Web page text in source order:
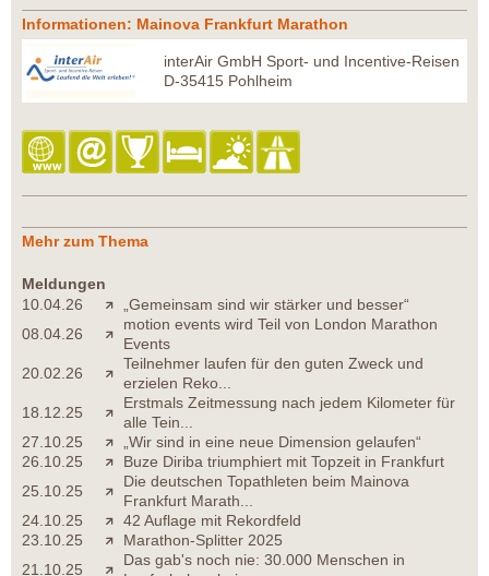
Informationen: Mainova Frankfurt Marathon
interAir GmbH Sport- und Incentive-Reisen
D-35415 Pohlheim
Mehr zum Thema
Meldungen
10.04.26
„Gemeinsam sind wir stärker und besser“
08.04.26
motion events wird Teil von London Marathon
Events
20.02.26
Teilnehmer laufen für den guten Zweck und
erzielen Reko...
18.12.25
Erstmals Zeitmessung nach jedem Kilometer für
alle Tein...
27.10.25
„Wir sind in eine neue Dimension gelaufen“
26.10.25
Buze Diriba triumphiert mit Topzeit in Frankfurt
25.10.25
Die deutschen Topathleten beim Mainova
Frankfurt Marath...
24.10.25
42 Auflage mit Rekordfeld
23.10.25
Marathon-Splitter 2025
21.10.25
Das gab's noch nie: 30.000 Menschen in